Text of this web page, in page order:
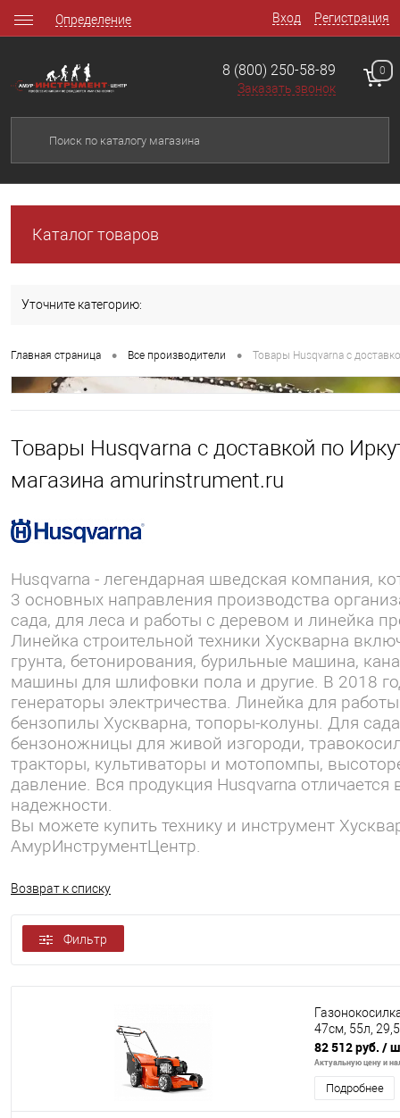
Вход Регистрация
Определение
8 (800) 250-58-89
Заказать звонок
0
Каталог товаров
Уточните категорию:
Главная страница • Все производители • Товары Husqvarna с
Товары Husqvarna с доставкой по
магазина amurinstrument.ru
Husqvarna - легендарная шведская компания,
3 основных направления производства
сада, для леса и работы с деревом и линейка
Линейка строительной техники Хускварна
грунта, бетонирования, бурильные машина,
машины для шлифовки пола и другие. В 2018
генераторы электричества. Линейка для
бензопилы Хускварна, топоры-колуны. Для
бензоножницы для живой изгороди,
тракторы, культиваторы и мотопомпы,
давление. Вся продукция Husqvarna
надежности.
Вы можете купить технику и инструмент
АмурИнструментЦентр.
Возврат к списку
Фильтр
47см, 55л,
82 512 руб. /
Актуальную цену и
Подробнее